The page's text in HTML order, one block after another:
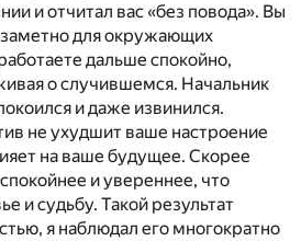
и отчитал вас «без повода». Вы
для окружающих
дальше спокойно,
о случившемся. Начальник
и даже извинился.
не ухудшит ваше настроение
на ваше будущее. Скорее
и увереннее, что
и судьбу. Такой результат
я наблюдал его многократно